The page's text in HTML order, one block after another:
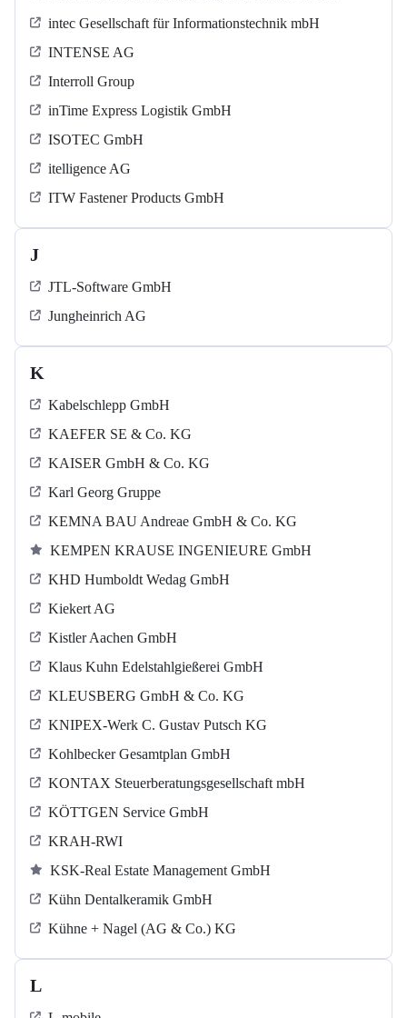
intec Gesellschaft für Informationstechnik mbH
INTENSE AG
Interroll Group
inTime Express Logistik GmbH
ISOTEC GmbH
itelligence AG
ITW Fastener Products GmbH
J
JTL-Software GmbH
Jungheinrich AG
K
Kabelschlepp GmbH
KAEFER SE & Co. KG
KAISER GmbH & Co. KG
Karl Georg Gruppe
KEMNA BAU Andreae GmbH & Co. KG
KEMPEN KRAUSE INGENIEURE GmbH
KHD Humboldt Wedag GmbH
Kiekert AG
Kistler Aachen GmbH
Klaus Kuhn Edelstahlgießerei GmbH
KLEUSBERG GmbH & Co. KG
KNIPEX-Werk C. Gustav Putsch KG
Kohlbecker Gesamtplan GmbH
KONTAX Steuerberatungsgesellschaft mbH
KÖTTGEN Service GmbH
KRAH-RWI
KSK-Real Estate Management GmbH
Kühn Dentalkeramik GmbH
Kühne + Nagel (AG & Co.) KG
L